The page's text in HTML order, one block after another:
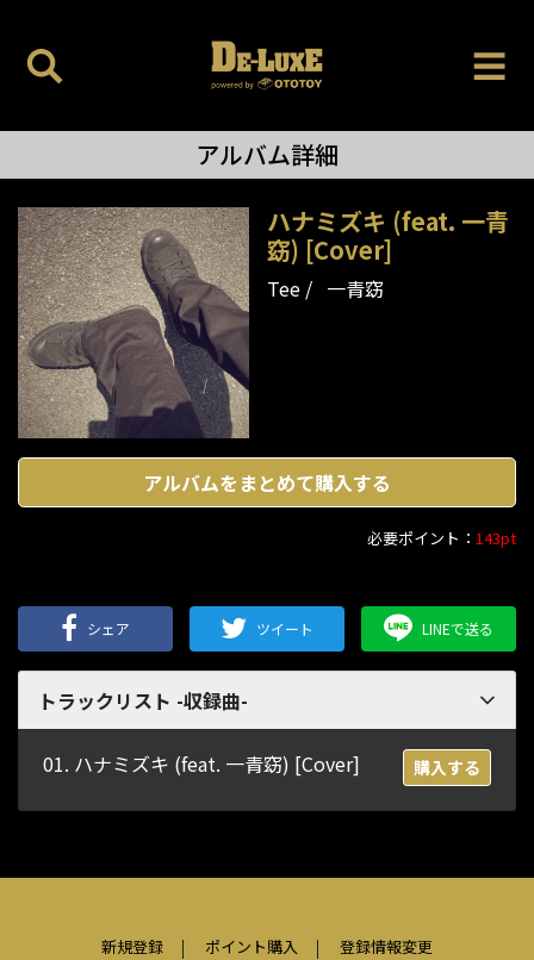
アルバム詳細
ハナミズキ (feat. 一青
窈) [Cover]
Tee 一青窈
アルバムをまとめて購入する
必要ポイント： 143pt
シェア ツイート LINEで送る
トラックリスト -収録曲-
01. ハナミズキ (feat. 一青窈) [Cover] 購入する
新規登録 ポイント購入
登録情報変更